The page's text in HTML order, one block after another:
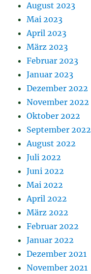
August 2023
Mai 2023
April 2023
März 2023
Februar 2023
Januar 2023
Dezember 2022
November 2022
Oktober 2022
September 2022
August 2022
Juli 2022
Juni 2022
Mai 2022
April 2022
März 2022
Februar 2022
Januar 2022
Dezember 2021
November 2021